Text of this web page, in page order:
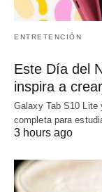
ENTRETENCIÓN
Este Día del
inspira a
Galaxy Tab S10 Lite
completa para
3 hours ago